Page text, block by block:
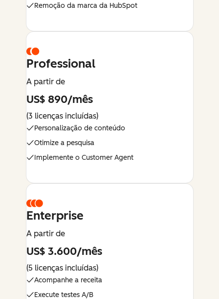
Remoção da marca da HubSpot
Professional
A partir de
US$ 890/mês
(3 licenças incluídas)
Personalização de conteúdo
Otimize a pesquisa
Implemente o Customer Agent
Enterprise
A partir de
US$ 3.600/mês
(5 licenças incluídas)
Acompanhe a receita
Execute testes A/B